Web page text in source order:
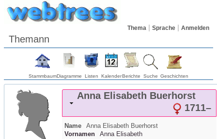
Thema Sprache Anmelden
Themann
StammbaumDiagramme Listen KalenderBerichte Suche Geschichten
Anna Elisabeth Buerhorst
1711–
Name Anna Elisabeth Buerhorst
Vornamen
Anna Elisabeth